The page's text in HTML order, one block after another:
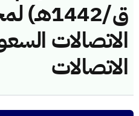
ق/
الاتصالات
الاتصالات